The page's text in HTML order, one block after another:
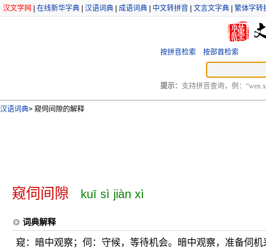
汉文学网 在线新华字典 汉语词典 成语词典 中文转拼音 文言文字典 繁体字转
按拼音检索 按部首检索
提示： 支持拼音查询，例：“wen
汉语词典> 窥伺间隙的解释
窥伺间隙 kuī sì jiàn xì
词典解释
窥：暗中观察；伺：守候，等待机会。暗中观察，准备伺机